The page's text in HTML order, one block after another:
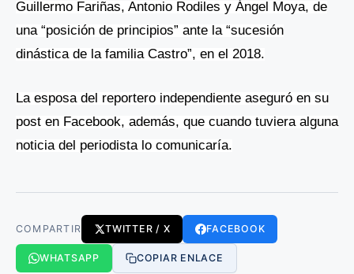
Guillermo Fariñas, Antonio Rodiles y Ángel Moya, de
una “posición de principios” ante la “sucesión
dinástica de la familia Castro”, en el 2018.
La esposa del reportero independiente aseguró en su
post en Facebook, además, que cuando tuviera alguna
noticia del periodista lo comunicaría.
COMPARTIR TWITTER / X FACEBOOK
WHATSAPP COPIAR ENLACE